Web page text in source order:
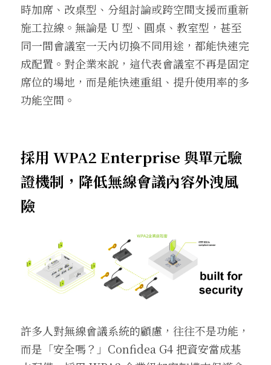
時加席、改桌型、分組討論或跨空間支援而重新
施工拉線。無論是 U 型、圓桌、教室型，甚至
同一間會議室一天內切換不同用途，都能快速完
成配置。對企業來說，這代表會議室不再是固定
席位的場地，而是能快速重組、提升使用率的多
功能空間。
採用 WPA2 Enterprise 與單元驗
證機制，降低無線會議內容外洩風
險
許多人對無線會議系統的顧慮，往往不是功能，
而是「安全嗎？」Confidea G4 把資安當成基